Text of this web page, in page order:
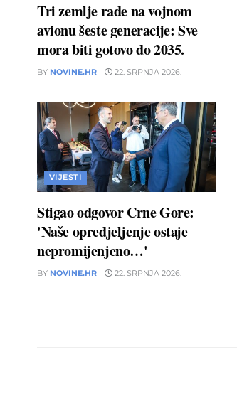
Tri zemlje rade na vojnom
avionu šeste generacije: Sve
mora biti gotovo do 2035.
BY NOVINE.HR 22. SRPNJA 2026.
VIJESTI
Stigao odgovor Crne Gore:
'Naše opredjeljenje ostaje
nepromijenjeno…'
BY NOVINE.HR 22. SRPNJA 2026.